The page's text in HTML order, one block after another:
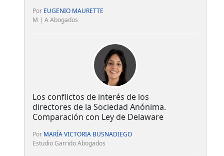
Por EUGENIO MAURETTE
M | A Abogados
Los conflictos de interés de los
directores de la Sociedad Anónima.
Comparación con Ley de Delaware
Por MARÍA VICTORIA BUSNADIEGO
Estudio Garrido Abogados